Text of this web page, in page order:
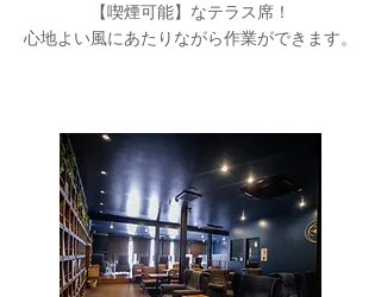
【喫煙可能】なテラス席！
心地よい風にあたりながら作業ができます。